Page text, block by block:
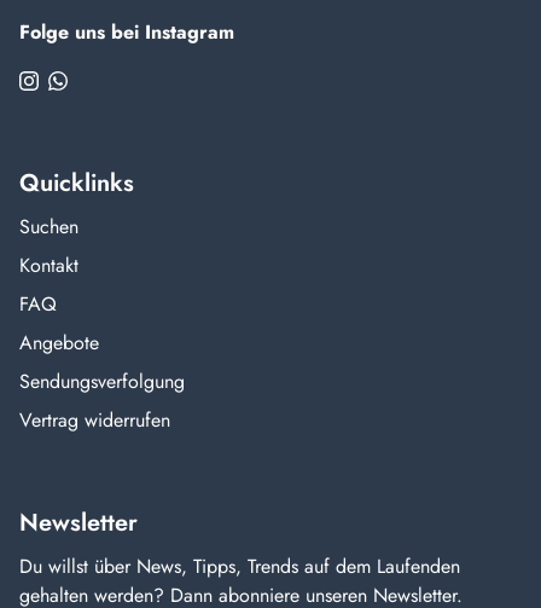
Folge uns bei Instagram
Quicklinks
Suchen
Kontakt
FAQ
Angebote
Sendungsverfolgung
Vertrag widerrufen
Newsletter
Du willst über News, Tipps, Trends auf dem Laufenden
gehalten werden? Dann abonniere unseren Newsletter.